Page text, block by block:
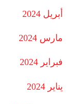
أبريل 2024
مارس 2024
فبراير 2024
يناير 2024